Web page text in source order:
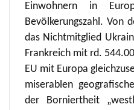
Einwohnern in
Bevölkerungszahl. Von
das Nichtmitglied
Frankreich mit rd.
EU mit Europa
miserablen
der Borniertheit